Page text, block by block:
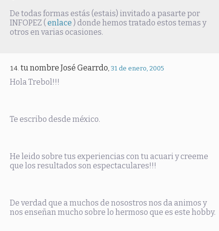
De todas formas estás (estais) invitado a pasarte por
INFOPEZ ( enlace ) donde hemos tratado estos temas y
otros en varias ocasiones.
tu nombre José Gearrdo, 31 de enero, 2005
Hola Trebol!!!
Te escribo desde méxico.
He leido sobre tus experiencias con tu acuari y creeme
que los resultados son espectaculares!!!
De verdad que a muchos de nosostros nos da animos y
nos enseñan mucho sobre lo hermoso que es este hobby.